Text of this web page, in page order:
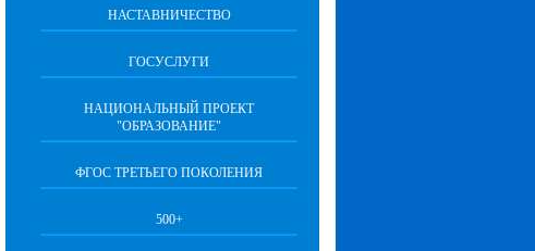
НАСТАВНИЧЕСТВО
ГОСУСЛУГИ
НАЦИОНАЛЬНЫЙ ПРОЕКТ
"ОБРАЗОВАНИЕ"
ФГОС ТРЕТЬЕГО ПОКОЛЕНИЯ
500+